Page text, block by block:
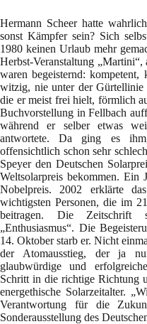
Hermann Scheer hatte
sonst Kämpfer sein? Sich
1980 keinen Urlaub mehr
Herbst-Veranstaltung „Martini“,
waren begeisternd:
witzig, nie unter der
die er meist frei hielt, förmlich
Buchvorstellung in Fellbach
während er selber etwas
antwortete. Da ging es
offensichtlich schon sehr
Speyer den Deutschen
Weltsolarpreis bekommen. Ein
Nobelpreis. 2002 erklärte
wichtigsten Personen, die im
beitragen. Die Zeitschrift
„Enthusiasmus“. Die
14. Oktober starb er. Nicht
der Atomausstieg, der ja
glaubwürdige und
Schritt in die richtige Richtung
energethische Solarzeitalter.
Verantwortung für die
Sonderausstellung des